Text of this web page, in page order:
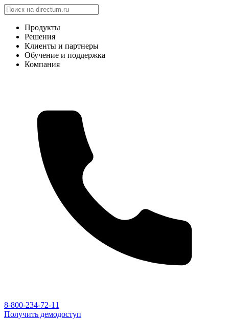
Продукты
Решения
Клиенты и партнеры
Обучение и поддержка
Компания
8-800-234-72-11
Получить демодоступ